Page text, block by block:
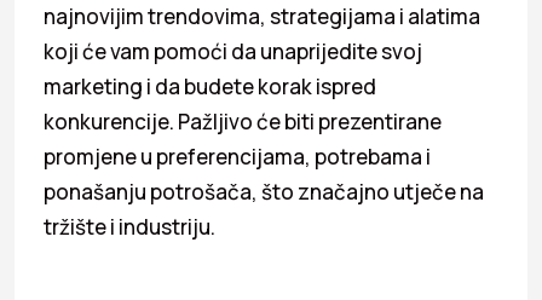
najnovijim trendovima, strategijama i alatima
koji će vam pomoći da unaprijedite svoj
marketing i da budete korak ispred
konkurencije. Pažljivo će biti prezentirane
promjene u preferencijama, potrebama i
ponašanju potrošača, što značajno utječe na
tržište i industriju.